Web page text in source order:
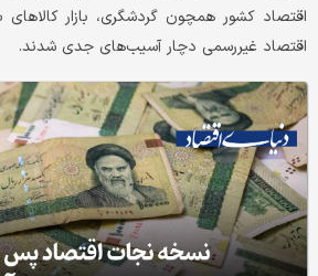
اقتصاد کشور همچون گردشگری، بازار کالاهای
اقتصاد غیررسمی دچار آسیب‌های جدی شدند.